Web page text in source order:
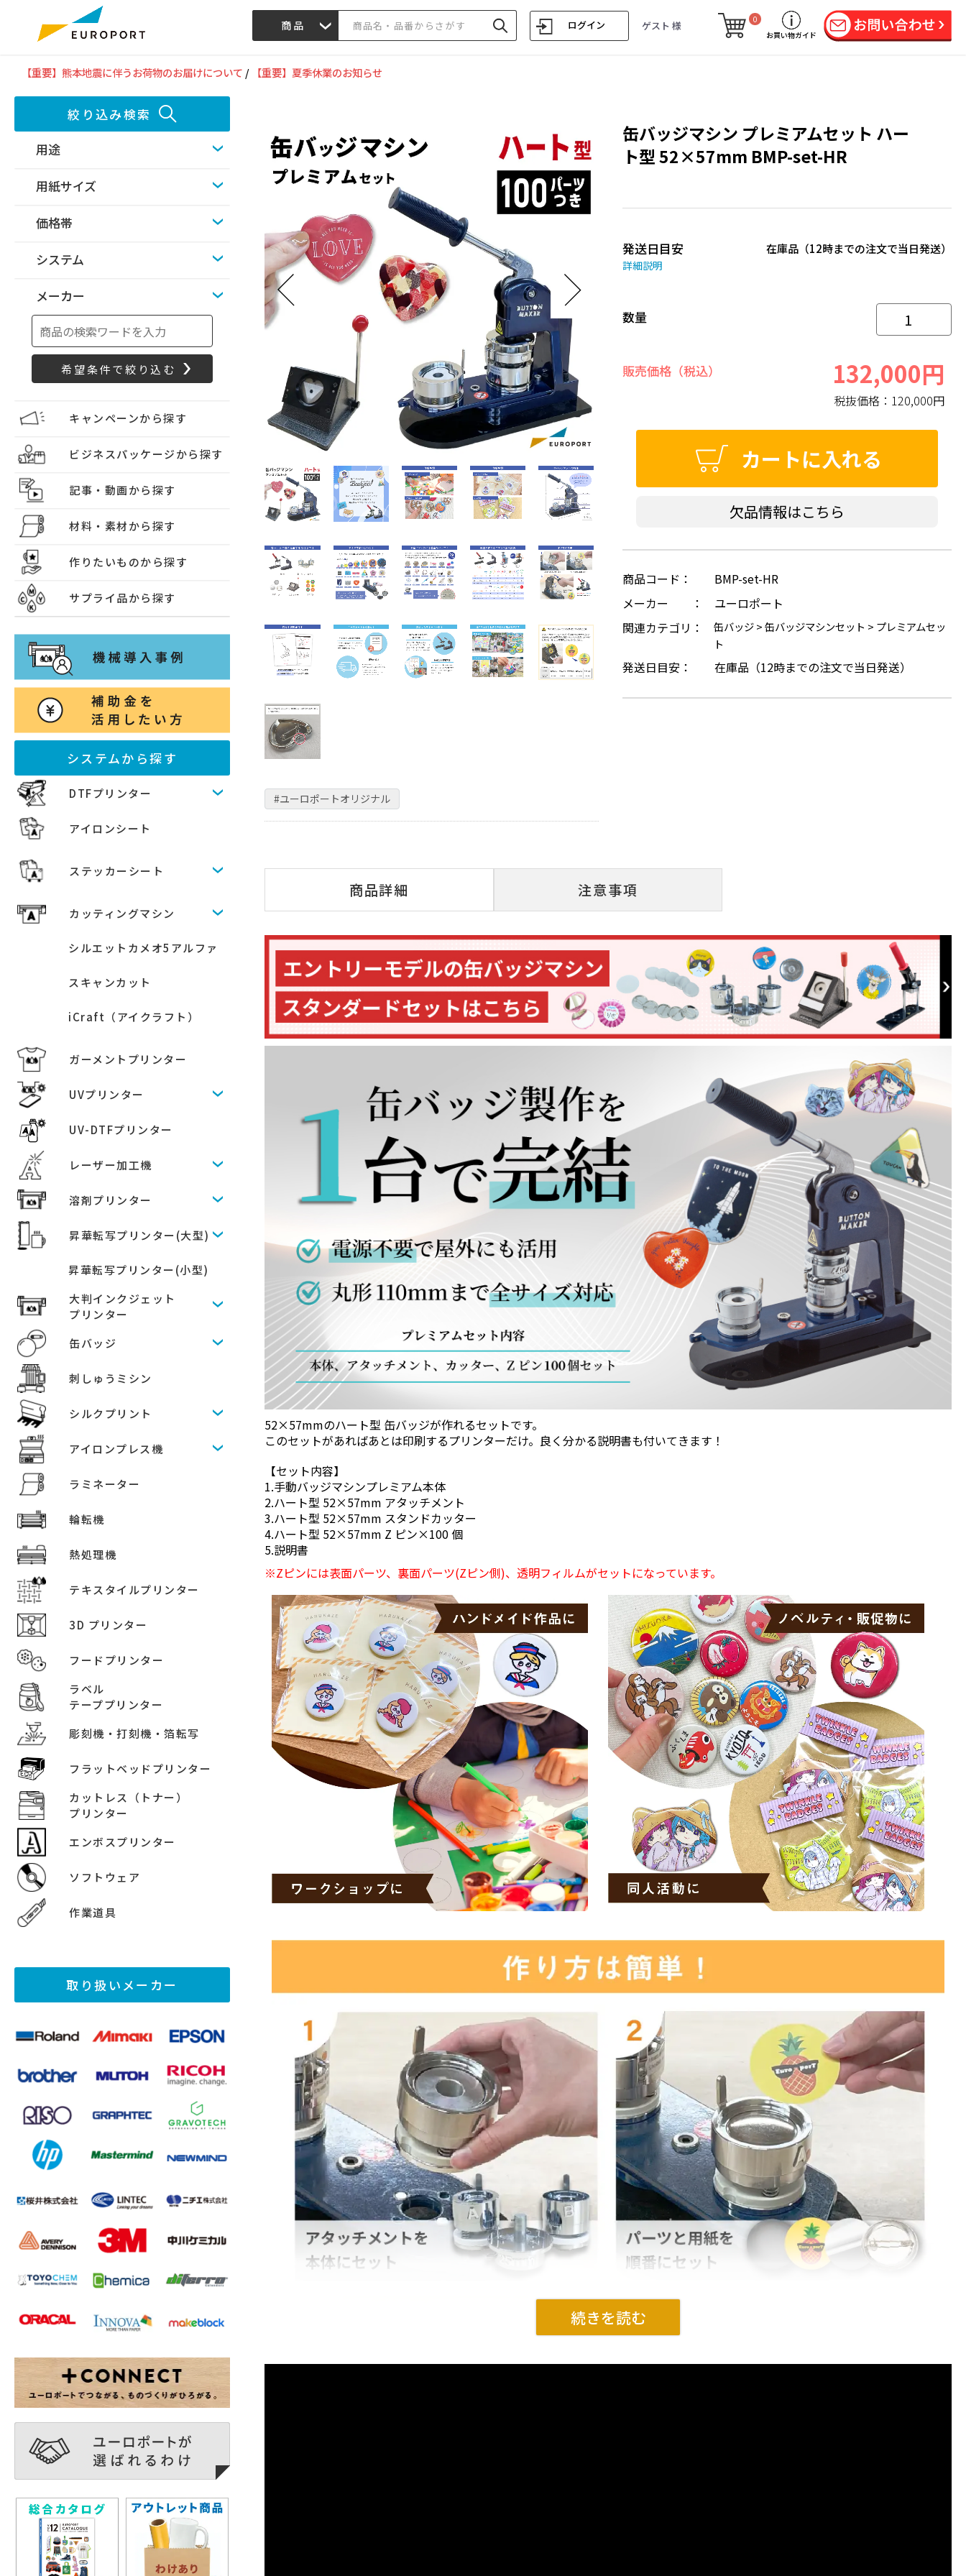
商品 ログイン ゲスト 様
0
お買い物ガイド
【重要】熊本地震に伴うお荷物のお届けについて / 【重要】夏季休業のお知らせ
絞り込み検索
用途
用紙サイズ
価格帯
システム
メーカー
キャンペーンから探す
ビジネスパッケージから探す
記事・動画から探す
材料・素材から探す
作りたいものから探す
サプライ品から探す
システムから探す
DTFプリンター
アイロンシート
ステッカーシート
カッティングマシン
シルエットカメオ5アルファ
スキャンカット
iCraft（アイクラフト）
ガーメントプリンター
UVプリンター
UV-DTFプリンター
レーザー加工機
溶剤プリンター
昇華転写プリンター(大型)
昇華転写プリンター(小型)
大判インクジェット
プリンター
缶バッジ
刺しゅうミシン
シルクプリント
アイロンプレス機
ラミネーター
輪転機
熱処理機
テキスタイルプリンター
3D プリンター
フードプリンター
ラベル
テーププリンター
彫刻機・打刻機・箔転写
フラットベッドプリンター
カットレス（トナー）
プリンター
エンボスプリンター
ソフトウェア
作業道具
取り扱いメーカー
#ユーロポートオリジナル
缶バッジマシン プレミアムセット ハー
ト型 52×57mm BMP-set-HR
発送日目安
詳細説明
在庫品（12時までの注文で当日発送）
数量
販売価格（税込） 132,000円
税抜価格： 120,000円
カートに入れる
欠品情報はこちら
商品コード：
BMP-set-HR
メーカー ：
ユーロポート
関連カテゴリ：
缶バッジ>缶バッジマシンセット > プレミアムセッ
ト
発送日目安： 在庫品（12時までの注文で当日発送）
商品詳細 注意事項
52×57mmのハート型 缶バッジが作れるセットです。
このセットがあればあとは印刷するプリンターだけ。良く分かる説明書も付いてきます！
【セット内容】
1.手動バッジマシンプレミアム本体
2.ハート型 52×57mm アタッチメント
3.ハート型 52×57mm スタンドカッター
4.ハート型 52×57mm Z ピン×100 個
5.説明書
※Zピンには表面パーツ、裏面パーツ(Zピン側)、透明フィルムがセットになっています。